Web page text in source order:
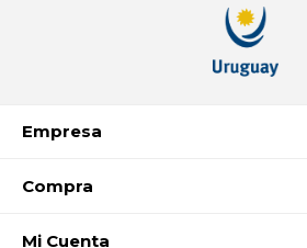
Empresa
Compra
Mi Cuenta